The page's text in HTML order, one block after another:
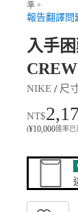
準。
報告翻譯問
入手
NIKE / 尺
NT$
(¥10,000匯率已